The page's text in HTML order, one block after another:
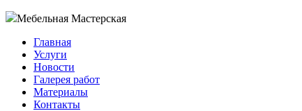
Мебельная Мастерская
Главная
Услуги
Новости
Галерея работ
Материалы
Контакты